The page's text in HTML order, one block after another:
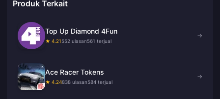
Produk Terkait
Top Up Diamond 4Fun
★ 4.21552 ulasan561 terjual
→
Ace Racer Tokens
★ 4.24838 ulasan584 terjual
→